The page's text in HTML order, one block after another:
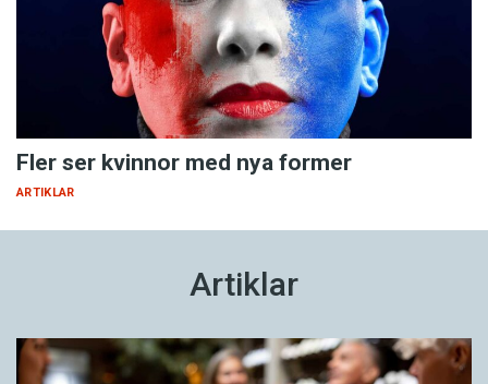
Fler ser kvinnor med nya former
ARTIKLAR
Artiklar